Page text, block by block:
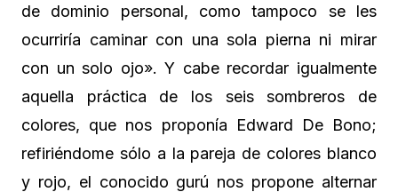
de dominio personal, como tampoco se les
ocurriría caminar con una sola pierna ni mirar
con un solo ojo». Y cabe recordar igualmente
aquella práctica de los seis sombreros de
colores, que nos proponía Edward De Bono;
refiriéndome sólo a la pareja de colores blanco
y rojo, el conocido gurú nos propone alternar